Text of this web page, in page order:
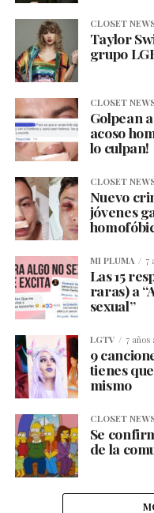
CLOSET
Taylor
grupo
CLOSET
Golpean
acoso
lo culpan!
CLOSET
Nuevo
jóvenes
MI PLUMA 7
Las 15
raras) a
sexual”
LGTV 7 años
9
tienes
mismo
CLOSET
Se
de la